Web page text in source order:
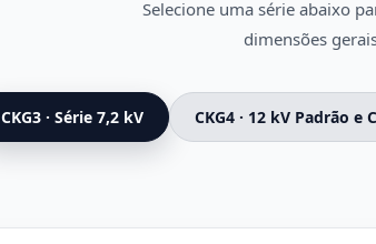
Selecione uma série abaixo
dimensões
CKG3 · Série 7,2 kV CKG4 · 12 kV Padrão e